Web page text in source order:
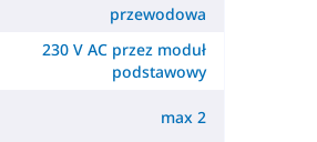
przewodowa
230 V AC przez moduł
podstawowy
max 2